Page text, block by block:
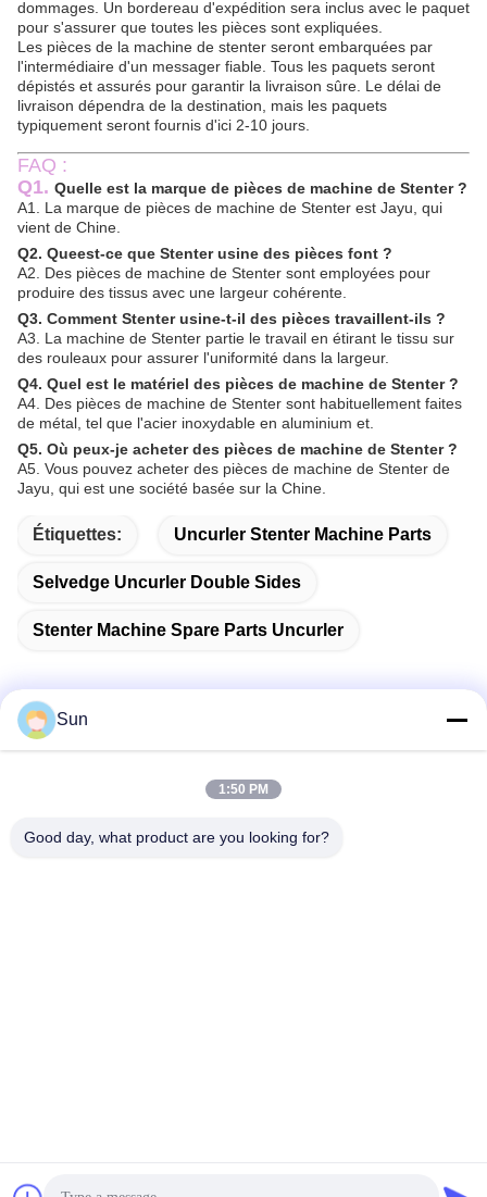
dommages. Un bordereau d'expédition sera inclus avec le paquet
pour s'assurer que toutes les pièces sont expliquées.
Les pièces de la machine de stenter seront embarquées par
l'intermédiaire d'un messager fiable. Tous les paquets seront
dépistés et assurés pour garantir la livraison sûre. Le délai de
livraison dépendra de la destination, mais les paquets
typiquement seront fournis d'ici 2-10 jours.
FAQ :
Q1. Quelle est la marque de pièces de machine de Stenter ?
A1. La marque de pièces de machine de Stenter est Jayu, qui
vient de Chine.
Q2. Queest-ce que Stenter usine des pièces font ?
A2. Des pièces de machine de Stenter sont employées pour
produire des tissus avec une largeur cohérente.
Q3. Comment Stenter usine-t-il des pièces travaillent-ils ?
A3. La machine de Stenter partie le travail en étirant le tissu sur
des rouleaux pour assurer l'uniformité dans la largeur.
Q4. Quel est le matériel des pièces de machine de Stenter ?
A4. Des pièces de machine de Stenter sont habituellement faites
de métal, tel que l'acier inoxydable en aluminium et.
Q5. Où peux-je acheter des pièces de machine de Stenter ?
A5. Vous pouvez acheter des pièces de machine de Stenter de
Jayu, qui est une société basée sur la Chine.
Étiquettes: Uncurler Stenter Machine Parts
Selvedge Uncurler Double Sides
Stenter Machine Spare Parts Uncurler
ROUTE NO.55 XINSHENG, DISTRICT DE WUJIN, VILLE DE
Sun
1:50 PM
Good day, what product are you looking for?